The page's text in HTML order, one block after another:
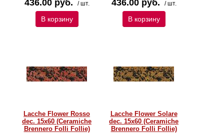
436.00 руб. / шт.
В корзину
436.00 руб. / шт.
В корзину
Lacche Flower Rosso
dec. 15x60 (Ceramiche
Brennero Folli Follie)
Lacche Flower Solare
dec. 15x60 (Ceramiche
Brennero Folli Follie)